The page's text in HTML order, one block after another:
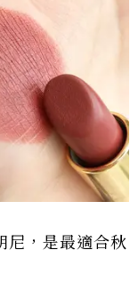
尼，是最適合秋